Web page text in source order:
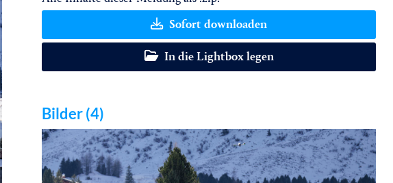
Sofort downloaden
In die Lightbox legen
Bilder (4)